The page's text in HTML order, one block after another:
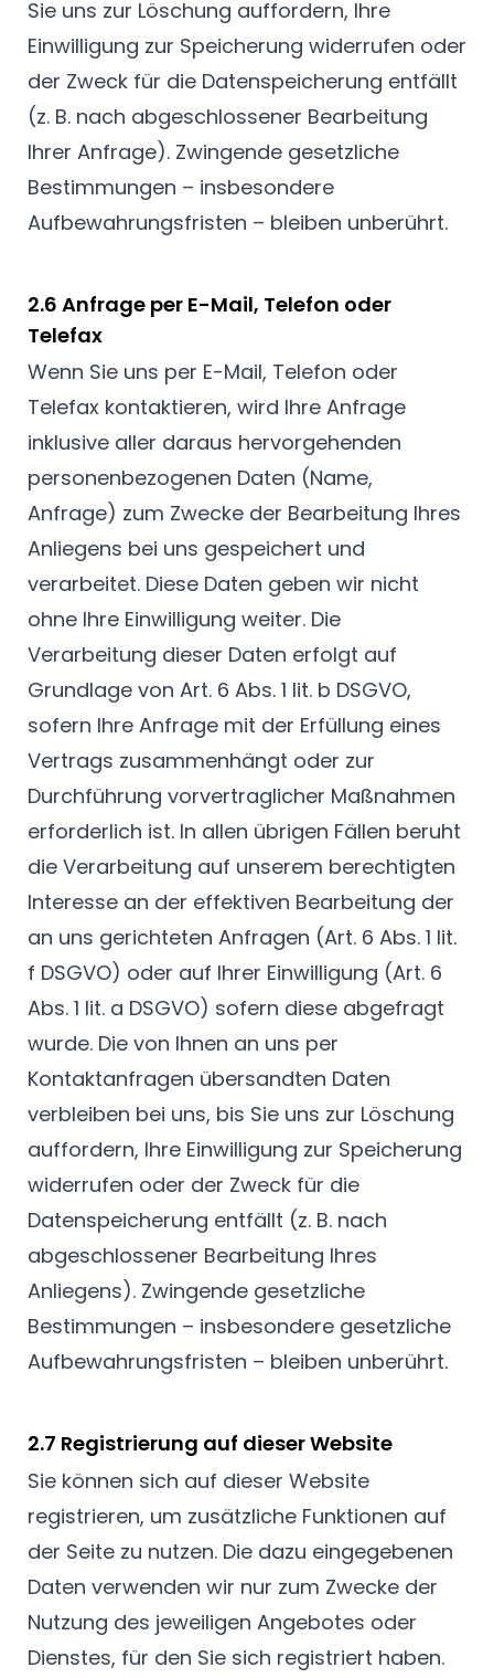
Sie uns zur Löschung auffordern, Ihre
Einwilligung zur Speicherung widerrufen oder
der Zweck für die Datenspeicherung entfällt
(z. B. nach abgeschlossener Bearbeitung
Ihrer Anfrage). Zwingende gesetzliche
Bestimmungen – insbesondere
Aufbewahrungsfristen – bleiben unberührt.
2.6 Anfrage per E-Mail, Telefon oder
Telefax
Wenn Sie uns per E-Mail, Telefon oder
Telefax kontaktieren, wird Ihre Anfrage
inklusive aller daraus hervorgehenden
personenbezogenen Daten (Name,
Anfrage) zum Zwecke der Bearbeitung Ihres
Anliegens bei uns gespeichert und
verarbeitet. Diese Daten geben wir nicht
ohne Ihre Einwilligung weiter. Die
Verarbeitung dieser Daten erfolgt auf
Grundlage von Art. 6 Abs. 1 lit. b DSGVO,
sofern Ihre Anfrage mit der Erfüllung eines
Vertrags zusammenhängt oder zur
Durchführung vorvertraglicher Maßnahmen
erforderlich ist. In allen übrigen Fällen beruht
die Verarbeitung auf unserem berechtigten
Interesse an der effektiven Bearbeitung der
an uns gerichteten Anfragen (Art. 6 Abs. 1 lit.
f DSGVO) oder auf Ihrer Einwilligung (Art. 6
Abs. 1 lit. a DSGVO) sofern diese abgefragt
wurde. Die von Ihnen an uns per
Kontaktanfragen übersandten Daten
verbleiben bei uns, bis Sie uns zur Löschung
auffordern, Ihre Einwilligung zur Speicherung
widerrufen oder der Zweck für die
Datenspeicherung entfällt (z. B. nach
abgeschlossener Bearbeitung Ihres
Anliegens). Zwingende gesetzliche
Bestimmungen – insbesondere gesetzliche
Aufbewahrungsfristen – bleiben unberührt.
2.7 Registrierung auf dieser Website
Sie können sich auf dieser Website
registrieren, um zusätzliche Funktionen auf
der Seite zu nutzen. Die dazu eingegebenen
Daten verwenden wir nur zum Zwecke der
Nutzung des jeweiligen Angebotes oder
Dienstes, für den Sie sich registriert haben.